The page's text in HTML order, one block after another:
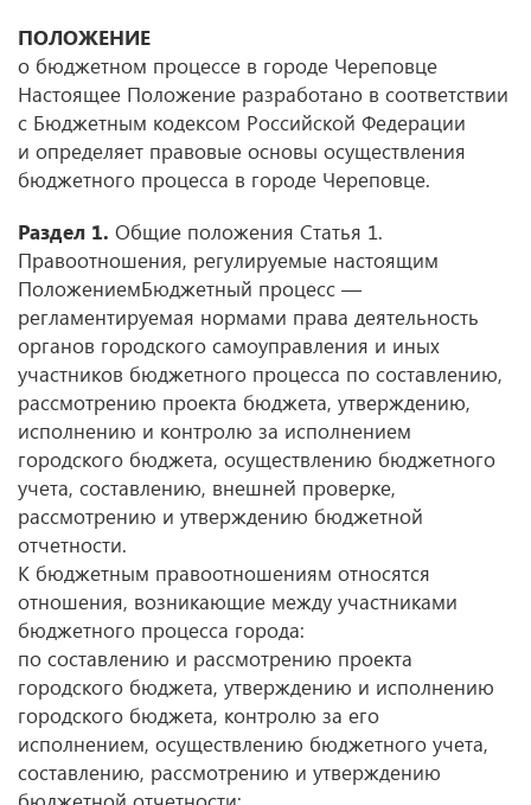
ПОЛОЖЕНИЕ
о бюджетном процессе в городе Череповце
Настоящее Положение разработано в соответствии
с Бюджетным кодексом Российской Федерации
и определяет правовые основы осуществления
бюджетного процесса в городе Череповце.
Раздел 1. Общие положения Статья 1.
Правоотношения, регулируемые настоящим
ПоложениемБюджетный процесс —
регламентируемая нормами права деятельность
органов городского самоуправления и иных
участников бюджетного процесса по составлению,
рассмотрению проекта бюджета, утверждению,
исполнению и контролю за исполнением
городского бюджета, осуществлению бюджетного
учета, составлению, внешней проверке,
рассмотрению и утверждению бюджетной
отчетности.
К бюджетным правоотношениям относятся
отношения, возникающие между участниками
бюджетного процесса города:
по составлению и рассмотрению проекта
городского бюджета, утверждению и исполнению
городского бюджета, контролю за его
исполнением, осуществлению бюджетного учета,
составлению, рассмотрению и утверждению